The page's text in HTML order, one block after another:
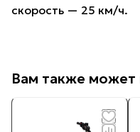
скорость — 25 км/ч.
Вам также может